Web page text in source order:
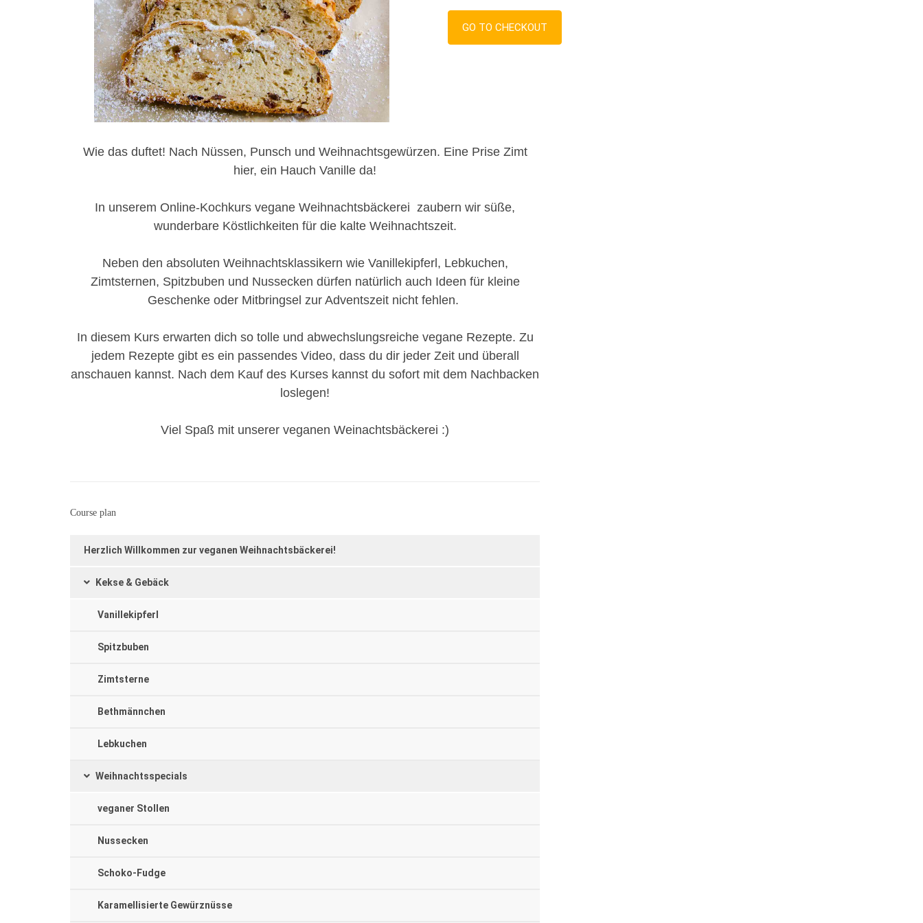
GO TO CHECKOUT
Wie das duftet! Nach Nüssen, Punsch und Weihnachtsgewürzen. Eine Prise Zimt
hier, ein Hauch Vanille da!
In unserem Online-Kochkurs vegane Weihnachtsbäckerei zaubern wir süße,
wunderbare Köstlichkeiten für die kalte Weihnachtszeit.
Neben den absoluten Weihnachtsklassikern wie Vanillekipferl, Lebkuchen,
Zimtsternen, Spitzbuben und Nussecken dürfen natürlich auch Ideen für kleine
Geschenke oder Mitbringsel zur Adventszeit nicht fehlen.
In diesem Kurs erwarten dich so tolle und abwechslungsreiche vegane Rezepte. Zu
jedem Rezepte gibt es ein passendes Video, dass du dir jeder Zeit und überall
anschauen kannst. Nach dem Kauf des Kurses kannst du sofort mit dem Nachbacken
loslegen!
Viel Spaß mit unserer veganen Weinachtsbäckerei :)
Course plan
Herzlich Willkommen zur veganen Weihnachtsbäckerei!
Kekse & Gebäck
Vanillekipferl
Spitzbuben
Zimtsterne
Bethmännchen
Lebkuchen
Weihnachtsspecials
veganer Stollen
Nussecken
Schoko-Fudge
Karamellisierte Gewürznüsse